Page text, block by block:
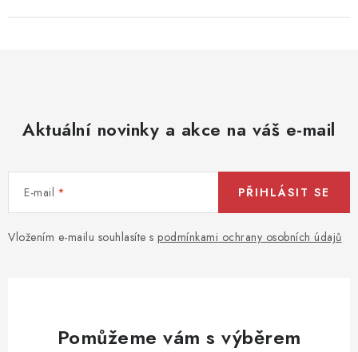
Aktuální novinky a akce na váš e-mail
E-mail
Vložením e-mailu souhlasíte s podmínkami ochrany osobních údajů
PŘIHLÁSIT SE
Pomůžeme vám s výběrem